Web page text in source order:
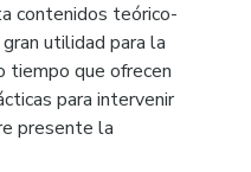
contenidos teórico-
utilidad para la
tiempo que ofrecen
para intervenir
presente la